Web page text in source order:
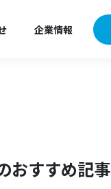
企業情報
おすすめ記事